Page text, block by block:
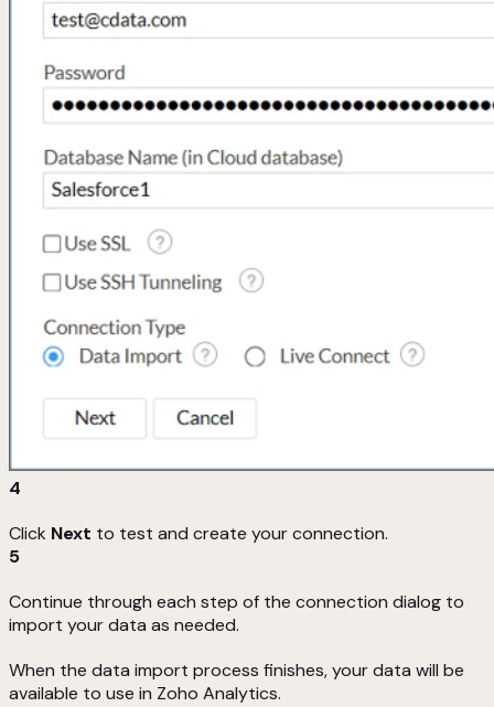
4
Click Next to test and create your connection.
5
Continue through each step of the connection dialog to
import your data as needed.
When the data import process finishes, your data will be
available to use in Zoho Analytics.